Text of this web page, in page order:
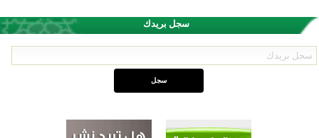
سجل بريدك